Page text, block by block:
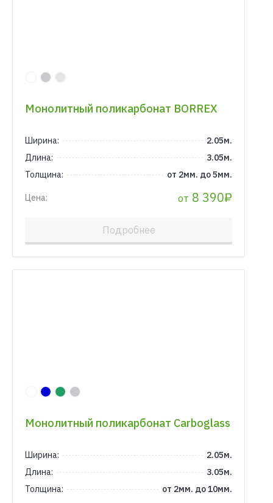
Монолитный поликарбонат BORREX
Ширина:
2.05м.
Длина:
3.05м.
Толщина:
от 2мм. до 5мм.
Цена: от 8 390₽
Подробнее
Монолитный поликарбонат Carboglass
Ширина:
2.05м.
Длина:
3.05м.
Толщина:
от 2мм. до 10мм.